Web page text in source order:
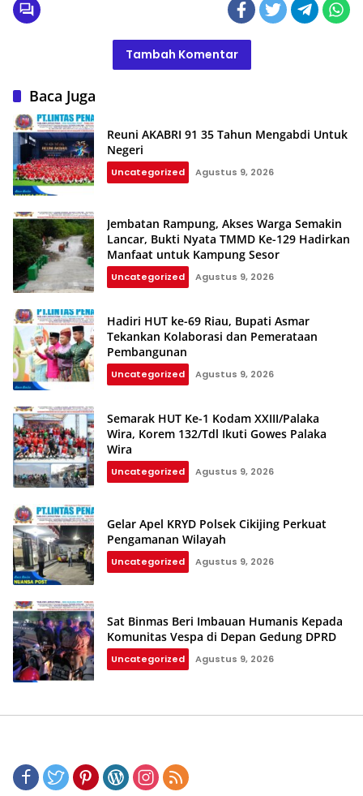
Tambah Komentar
Baca Juga
Reuni AKABRI 91 35 Tahun Mengabdi Untuk
Negeri
Uncategorized Agustus 9, 2026
Jembatan Rampung, Akses Warga Semakin
Lancar, Bukti Nyata TMMD Ke-129 Hadirkan
Manfaat untuk Kampung Sesor
Uncategorized Agustus 9, 2026
Hadiri HUT ke-69 Riau, Bupati Asmar
Tekankan Kolaborasi dan Pemerataan
Pembangunan
Uncategorized Agustus 9, 2026
Semarak HUT Ke-1 Kodam XXIII/Palaka
Wira, Korem 132/Tdl Ikuti Gowes Palaka
Wira
Uncategorized Agustus 9, 2026
Gelar Apel KRYD Polsek Cikijing Perkuat
Pengamanan Wilayah
Uncategorized Agustus 9, 2026
Sat Binmas Beri Imbauan Humanis Kepada
Komunitas Vespa di Depan Gedung DPRD
Uncategorized Agustus 9, 2026